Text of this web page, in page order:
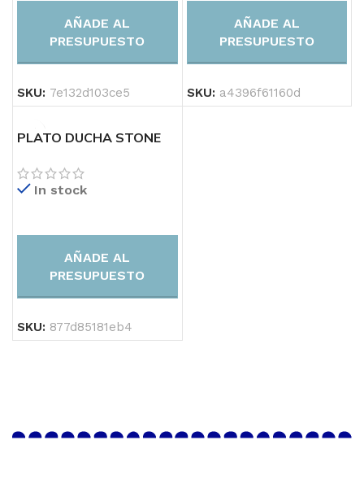
AÑADE AL
PRESUPUESTO
SKU: 7e132d103ce5
AÑADE AL
PRESUPUESTO
SKU: a4396f61160d
100-600 €
PLATO DUCHA STONE
In stock
AÑADE AL
PRESUPUESTO
SKU: 877d85181eb4